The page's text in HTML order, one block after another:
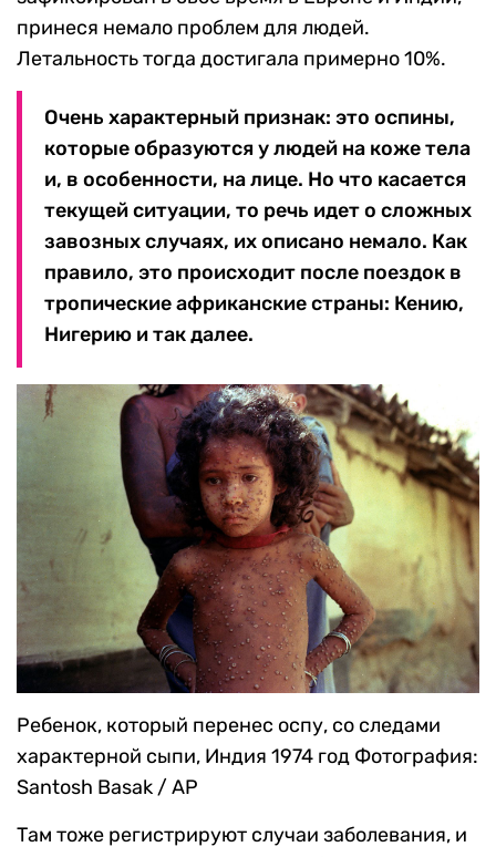
принеся немало проблем для людей.
Летальность тогда достигала примерно 10%.
Очень характерный признак: это оспины,
которые образуются у людей на коже тела
и, в особенности, на лице. Но что касается
текущей ситуации, то речь идет о сложных
завозных случаях, их описано немало. Как
правило, это происходит после поездок в
тропические африканские страны: Кению,
Нигерию и так далее.
Ребенок, который перенес оспу, со следами
характерной сыпи, Индия 1974 год Фотография:
Santosh Basak / AP
Там тоже регистрируют случаи заболевания, и